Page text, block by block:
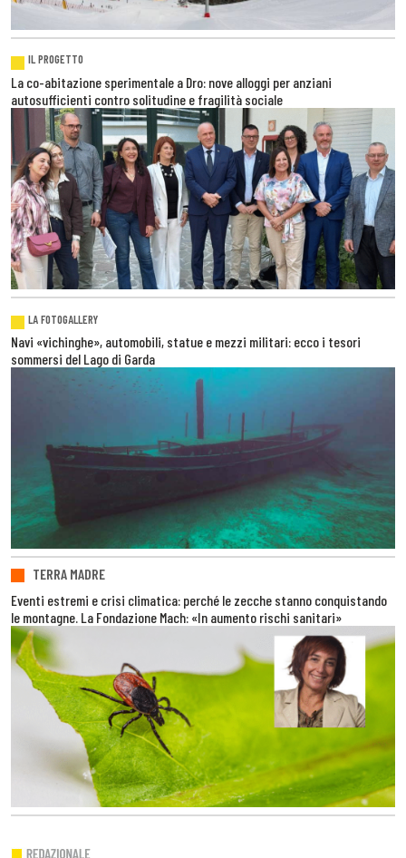
IL PROGETTO
La co-abitazione sperimentale a Dro: nove alloggi per anziani
autosufficienti contro solitudine e fragilità sociale
LA FOTOGALLERY
Navi «vichinghe», automobili, statue e mezzi militari: ecco i tesori
sommersi del Lago di Garda
TERRA MADRE
Eventi estremi e crisi climatica: perché le zecche stanno conquistando
le montagne. La Fondazione Mach: «In aumento rischi sanitari»